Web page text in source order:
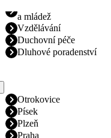
a mládež
Vzdělávání
Duchovní péče
Dluhové poradenství
Otrokovice
Písek
Plzeň
Praha